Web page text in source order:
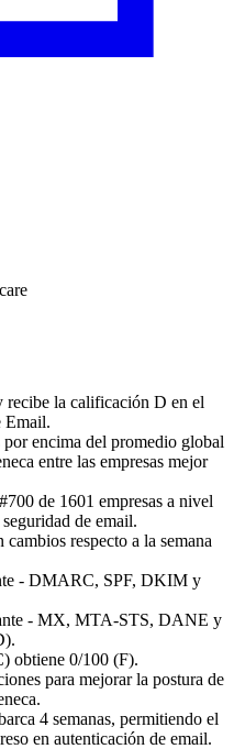
recibe la calificación D en el
Email.
encima del promedio global
entre las empresas mejor
de 1601 empresas a nivel
de email.
respecto a la semana
- DMARC, SPF, DKIM y
- MX, MTA-STS, DANE y
obtiene 0/100 (F).
para mejorar la postura de
4 semanas, permitiendo el
en autenticación de email.